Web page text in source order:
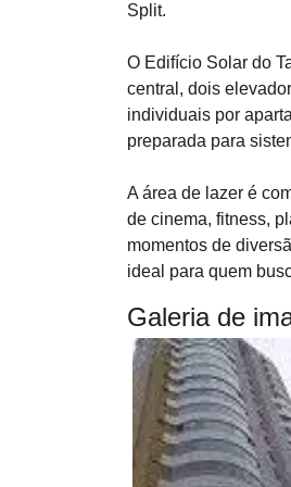
Split.
O Edifício Solar do
central, dois
individuais por
preparada para
A área de lazer é
de cinema, fitness,
momentos de
ideal para quem
Galeria de